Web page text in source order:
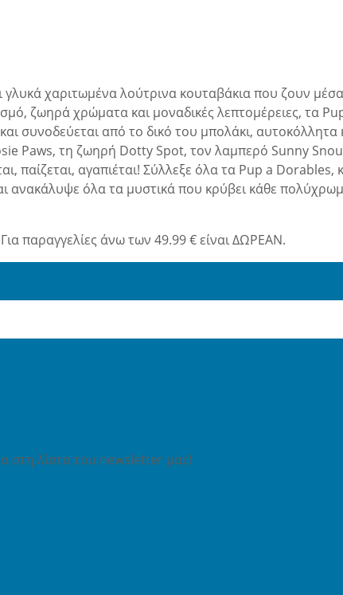
χαριτωμένα λούτρινα κουταβάκια που ζουν
ζωηρά χρώματα και μοναδικές λεπτομέρειες, τα
συνοδεύεται από το δικό του μπολάκι,
Paws, τη ζωηρή Dotty Spot, τον λαμπερό Sunny
παίζεται, αγαπιέται! Σύλλεξε όλα τα Pup a
ανακάλυψε όλα τα μυστικά που κρύβει κάθε
παραγγελίες άνω των 49.99 € είναι ΔΩΡΕΑΝ.
στη λίστα του newsletter μας!